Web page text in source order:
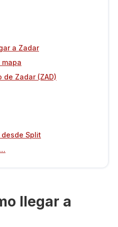
a Zadar
de Zadar (ZAD)
Split
llegar a